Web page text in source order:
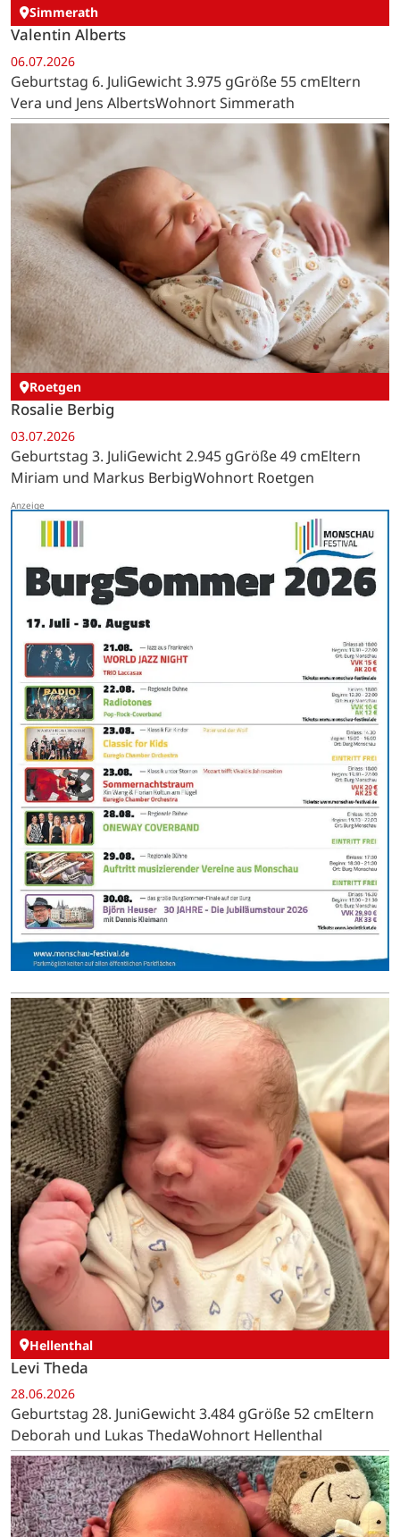
Simmerath
Valentin Alberts
06.07.2026
Geburtstag 6. JuliGewicht 3.975 gGröße 55 cmEltern
Vera und Jens AlbertsWohnort Simmerath
Roetgen
Rosalie Berbig
03.07.2026
Geburtstag 3. JuliGewicht 2.945 gGröße 49 cmEltern
Miriam und Markus BerbigWohnort Roetgen
Hellenthal
Levi Theda
28.06.2026
Geburtstag 28. JuniGewicht 3.484 gGröße 52 cmEltern
Deborah und Lukas ThedaWohnort Hellenthal